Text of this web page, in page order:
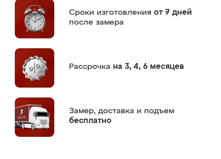
Сроки изготовления от 7 дней
после замера
Рассрочка на 3, 4, 6 месяцев
Замер, доставка и подъем
бесплатно